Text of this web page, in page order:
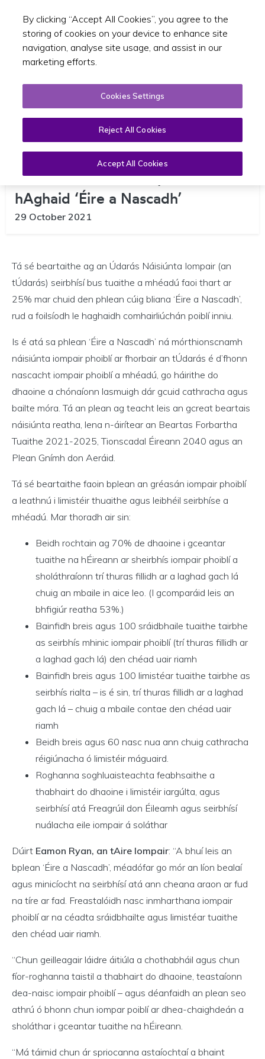
Toggle
Méadú 25% i Seirbhísí Bus Tuaithe
Beartaithe Faoi i Thograí Ón
Údarás Náisiúnta Iompair le
hAghaid ‘Éire a Nascadh’
29 October 2021
Tá sé beartaithe ag an Údarás Náisiúnta Iompair (an
tÚdarás) seirbhísí bus tuaithe a mhéadú faoi thart ar
25% mar chuid den phlean cúig bliana ‘Éire a Nascadh’,
rud a foilsíodh le haghaidh comhairliúchán poiblí inniu.
Is é atá sa phlean ‘Éire a Nascadh’ ná mórthionscnamh
náisiúnta iompair phoiblí ar fhorbair an tÚdarás é d’fhonn
nascacht iompair phoiblí a mhéadú, go háirithe do
dhaoine a chónaíonn lasmuigh dár gcuid cathracha agus
bailte móra. Tá an plean ag teacht leis an gcreat beartais
náisiúnta reatha, lena n-áirítear an Beartas Forbartha
Tuaithe 2021-2025, Tionscadal Éireann 2040 agus an
Plean Gnímh don Aeráid.
Tá sé beartaithe faoin bplean an gréasán iompair phoiblí
a leathnú i limistéir thuaithe agus leibhéil seirbhíse a
mhéadú. Mar thoradh air sin:
Beidh rochtain ag 70% de dhaoine i gceantar
tuaithe na hÉireann ar sheirbhís iompair phoiblí a
sholáthraíonn trí thuras fillidh ar a laghad gach lá
chuig an mbaile in aice leo. (I gcomparáid leis an
bhfigiúr reatha 53%.)
Bainfidh breis agus 100 sráidbhaile tuaithe tairbhe
as seirbhís mhinic iompair phoiblí (trí thuras fillidh ar
a laghad gach lá) den chéad uair riamh
Bainfidh breis agus 100 limistéar tuaithe tairbhe as
seirbhís rialta – is é sin, trí thuras fillidh ar a laghad
gach lá – chuig a mbaile contae den chéad uair
riamh
Beidh breis agus 60 nasc nua ann chuig cathracha
réigiúnacha ó limistéir máguaird.
Roghanna soghluaisteachta feabhsaithe a
thabhairt do dhaoine i limistéir iargúlta, agus
seirbhísí atá Freagrúil don Éileamh agus seirbhísí
nuálacha eile iompair á soláthar
Dúirt Eamon Ryan, an tAire Iompair: “A bhuí leis an
bplean ‘Éire a Nascadh’, méadófar go mór an líon bealaí
agus minicíocht na seirbhísí atá ann cheana araon ar fud
na tíre ar fad. Freastalóidh nasc inmharthana iompair
phoiblí ar na céadta sráidbhailte agus limistéar tuaithe
den chéad uair riamh.
“Chun geilleagair láidre áitiúla a chothabháil agus chun
fíor-roghanna taistil a thabhairt do dhaoine, teastaíonn
dea-naisc iompair phoiblí – agus déanfaidh an plean seo
athrú ó bhonn chun iompar poiblí ar dhea-chaighdeán a
sholáthar i gceantar tuaithe na hÉireann.
“Má táimid chun ár spriocanna astaíochtaí a bhaint
By clicking “Accept All Cookies”, you agree to the
storing of cookies on your device to enhance site
navigation, analyse site usage, and assist in our
marketing efforts.
Cookies Settings
Reject All Cookies
Accept All Cookies